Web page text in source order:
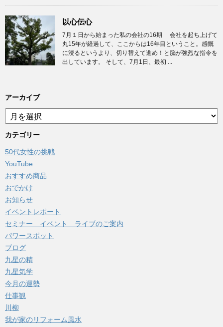
以心伝心
7月１日から始まった私の会社の16期 会社を起ち上げて
丸15年が経過して、ここからは16年目ということ。感慨
に浸るというより、切り替えて進め！と脳が強烈な指令を
出しています。 そして、7月1日、最初 ...
アーカイブ
ア
ー
カ
ブ
カテゴリー
50代女性の挑戦
YouTube
おすすめ商品
おでかけ
お知らせ
イベントレポート
セミナー イベント ライブのご案内
パワースポット
ブログ
九星の精
九星気学
今月の運勢
仕事観
川柳
我が家のリフォーム風水